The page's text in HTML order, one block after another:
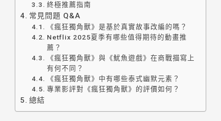
終極推薦指南
常見問題 Q&A
《瘋狂獨角獸》是基於真實故事改編的嗎？
Netflix 2025夏季有哪些值得期待的動畫推
薦？
《瘋狂獨角獸》與《魷魚遊戲》在商戰描寫上
有何不同？
《瘋狂獨角獸》中有哪些泰式幽默元素？
專業影評對《瘋狂獨角獸》的評價如何？
總結